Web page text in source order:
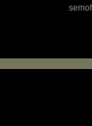
semoh -